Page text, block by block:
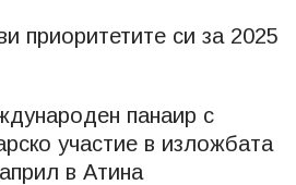
приоритетите си за 2025
панаир с
участие в изложбата
в Атина